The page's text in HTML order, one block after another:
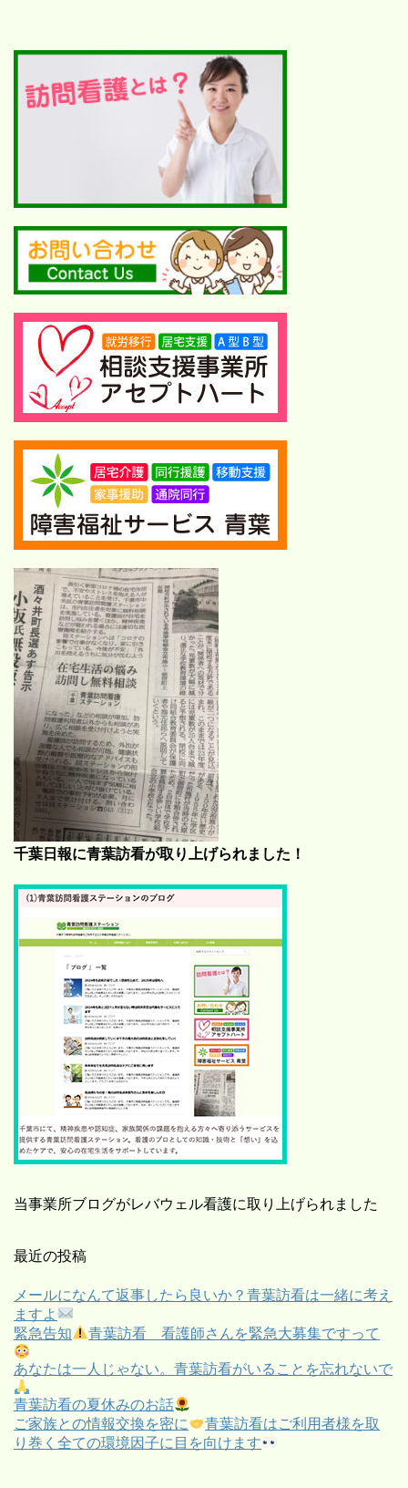
千葉日報に青葉訪看が取り上げられました！
当事業所ブログがレバウェル看護に取り上げられました
最近の投稿
メールになんて返事したら良いか？青葉訪看は一緒に考え
ますよ
緊急告知
青葉訪看 看護師さんを緊急大募集ですって
あなたは一人じゃない。青葉訪看がいることを忘れないで
青葉訪看の夏休みのお話
ご家族との情報交換を密に
青葉訪看はご利用者様を取
り巻く全ての環境因子に目を向けます